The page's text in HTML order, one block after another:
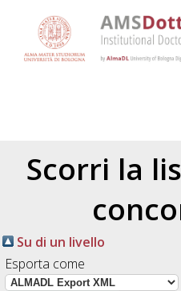
Scorri la
Su di un livello
Esporta come